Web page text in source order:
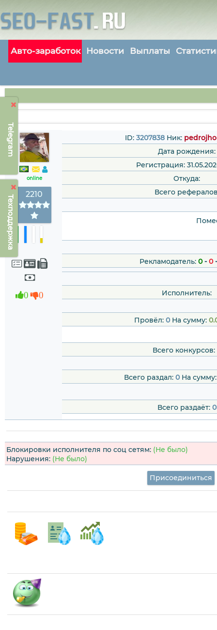
Telegram
Техподдержка
Авто-заработок Новости Выплаты
online
2210
0 0
ID: 3207838 Ник: pedrojho
Дата рождения:
Регистрация:
Откуда:
Всего
Рекламодатель: 0-0
Исполнитель:
Провёл: 0На сумму:
Всего конкурсов:
Всего раздал: 0На
Всего раздаёт: 0
Блокировки исполнителя по соц сетям: (Не было)
Нарушения: (Не было)
Присоединиться